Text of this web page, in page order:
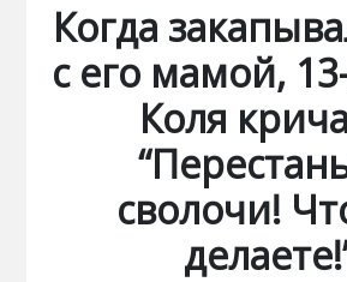
Когда
с его мамой,
Коля
сволочи!